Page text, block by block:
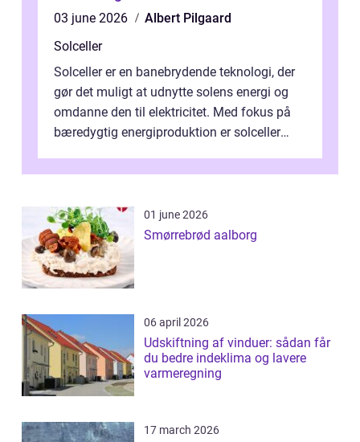
03 june 2026
Albert Pilgaard
Solceller
Solceller er en banebrydende teknologi, der
gør det muligt at udnytte solens energi og
omdanne den til elektricitet. Med fokus på
bæredygtig energiproduktion er solceller
01 june 2026
Smørrebrød aalborg
06 april 2026
Udskiftning af vinduer: sådan får
du bedre indeklima og lavere
varmeregning
17 march 2026